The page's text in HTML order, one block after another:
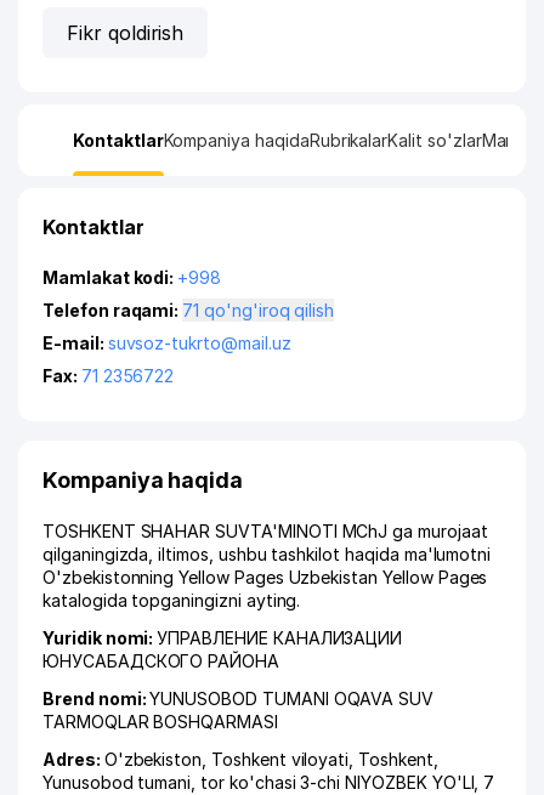
Fikr qoldirish
KontaktlarKompaniya haqidaRubrikalarKalit so'zlarManzil
Kontaktlar
Mamlakat kodi: +998
Telefon raqami:
71 qo'ng'iroq qilish
E-mail: suvsoz-tukrto@mail.uz
Fax: 71 2356722
Kompaniya haqida
TOSHKENT SHAHAR SUVTA'MINOTI MChJ ga murojaat
qilganingizda, iltimos, ushbu tashkilot haqida ma'lumotni
O'zbekistonning Yellow Pages Uzbekistan Yellow Pages
katalogida topganingizni ayting.
Yuridik nomi:УПРАВЛЕНИЕ КАНАЛИЗАЦИИ
ЮНУСАБАДСКОГО РАЙОНА
Brend nomi:YUNUSOBOD TUMANI OQAVA SUV
TARMOQLAR BOSHQARMASI
Adres: O'zbekiston, Toshkent viloyati Toshkent
Yunusobod tumani tor ko'chasi 3-chi NIYOZBEK YO'LI , 7